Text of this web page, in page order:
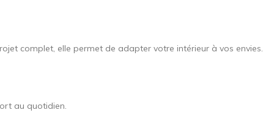
complet, elle permet de adapter votre intérieur à vos envies.
au quotidien.